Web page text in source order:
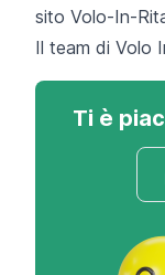
sito Volo-In-
Il team di Volo
Ti è